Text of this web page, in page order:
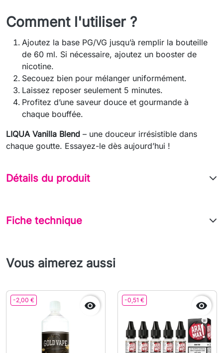
Comment l'utiliser ?
Ajoutez la base PG/VG jusqu’à remplir la bouteille
de 60 ml. Si nécessaire, ajoutez un booster de
nicotine.
Secouez bien pour mélanger uniformément.
Laissez reposer seulement 5 minutes.
Profitez d’une saveur douce et gourmande à
chaque bouffée.
LIQUA Vanilla Blend – une douceur irrésistible dans
chaque goutte. Essayez-le dès aujourd’hui !
Détails du produit
Fiche technique
Vous aimerez aussi
-2,00 €  -0,51 € 